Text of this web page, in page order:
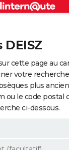
DEISZ
cette page au
votre
plus
ou le code postal
ci-dessous.